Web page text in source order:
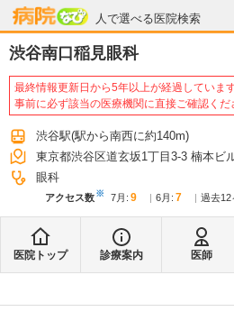
人で選べる医院検索
病院なび
渋谷南口稲見眼科
最終情報更新日から5年以上が経過しています
事前に必ず該当の医療機関に直接ご確認くだ
渋谷駅(駅から南西に約140m)
東京都渋谷区道玄坂1丁目3-3 楠本ビ
眼科
アクセス数※ 7月 : 9 6月 : 7 過去12
医院トップ 診療案内 医師